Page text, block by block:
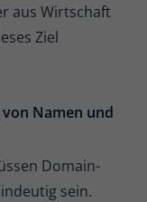
aus Wirtschaft
Ziel
Namen und
Domain-
sein.